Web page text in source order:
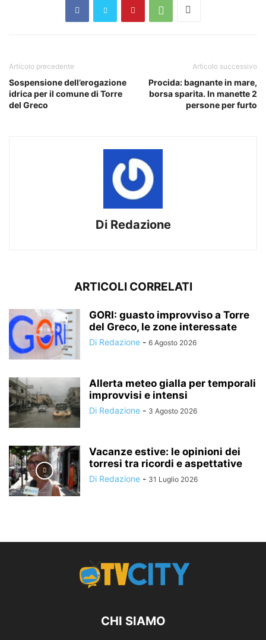
Articolo precedente
Sospensione dell’erogazione
idrica per il comune di Torre
del Greco
Articolo successivo
Procida: bagnante in mare,
borsa sparita. In manette 2
persone per furto
Di Redazione
ARTICOLI CORRELATI
GORI: guasto improvviso a Torre
del Greco, le zone interessate
Di Redazione - 6 Agosto 2026
Allerta meteo gialla per temporali
improvvisi e intensi
Di Redazione - 3 Agosto 2026
Vacanze estive: le opinioni dei
torresi tra ricordi e aspettative
Di Redazione - 31 Luglio 2026
CHI SIAMO